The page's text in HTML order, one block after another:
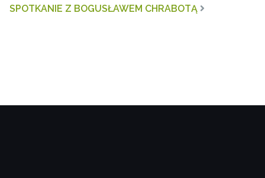
SPOTKANIE Z BOGUSŁAWEM CHRABOTĄ